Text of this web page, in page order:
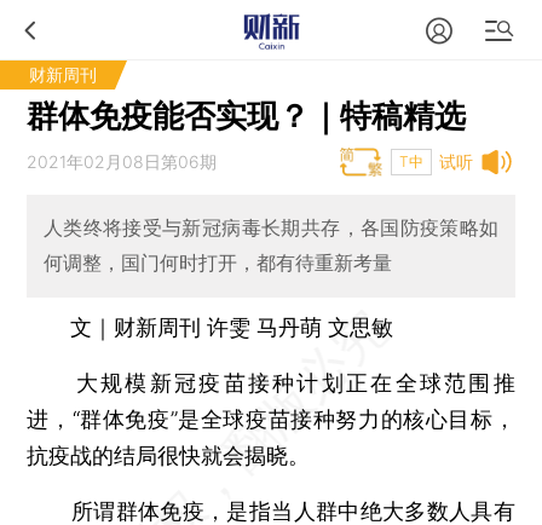
财新周刊
群体免疫能否实现？｜特稿精选
试听
2021年02月08日第06期 T中
人类终将接受与新冠病毒长期共存，各国防疫策略如
何调整，国门何时打开，都有待重新考量
文｜财新周刊 许雯 马丹萌 文思敏
大规模新冠疫苗接种计划正在全球范围推
进，“群体免疫”是全球疫苗接种努力的核心目标，
抗疫战的结局很快就会揭晓。
所谓群体免疫，是指当人群中绝大多数人具有